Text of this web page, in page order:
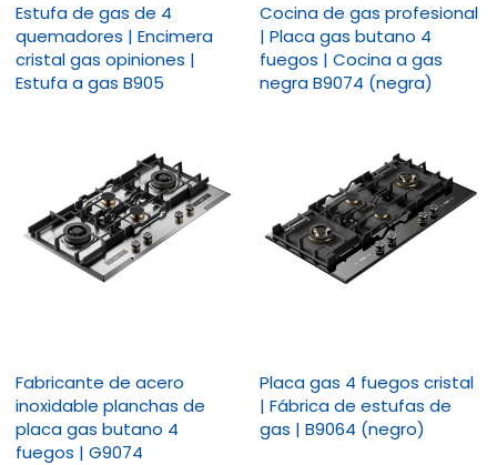
Estufa de gas de 4
quemadores | Encimera
cristal gas opiniones |
Estufa a gas B905
Cocina de gas profesional
| Placa gas butano 4
fuegos | Cocina a gas
negra B9074 (negra)
Fabricante de acero
inoxidable planchas de
placa gas butano 4
fuegos | G9074
Placa gas 4 fuegos cristal
| Fábrica de estufas de
gas | B9064 (negro)